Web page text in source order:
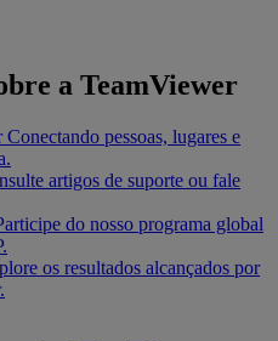
a TeamViewer
Conectando pessoas, lugares e
artigos de suporte ou fale
do nosso programa global
os resultados alcançados por